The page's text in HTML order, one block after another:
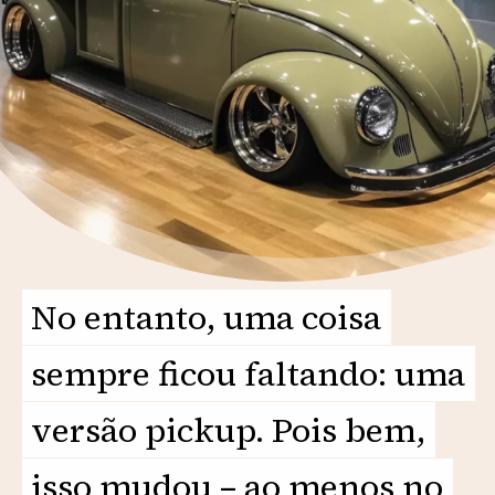
No entanto, uma coisa
sempre ficou faltando: uma
versão pickup. Pois bem,
No entanto, uma coisa
sempre ficou faltando: uma
versão pickup. Pois bem,